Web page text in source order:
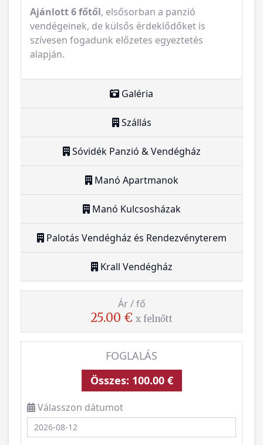
Ajánlott 6 főtől, elsősorban a panzió
vendégeinek, de külsős érdeklődőket is
szívesen fogadunk előzetes egyeztetés
alapján.
Galéria
Szállás
Sóvidék Panzió & Vendégház
Manó Apartmanok
Manó Kulcsosházak
Palotás Vendégház és Rendezvényterem
Krall Vendégház
Ár / fő
25.00 € x felnőtt
FOGLALÁS
Összes: 100.00 €
Válasszon dátumot